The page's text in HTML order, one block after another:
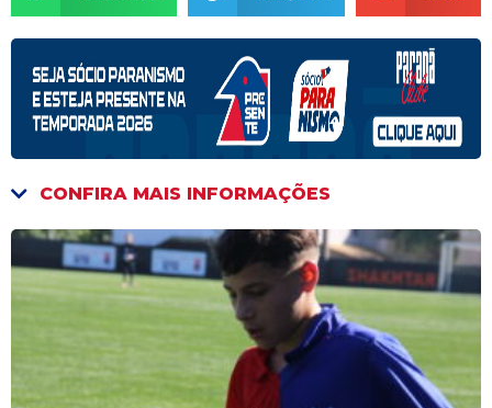
CONFIRA MAIS INFORMAÇÕES